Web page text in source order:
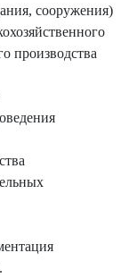
сооружения)
производства